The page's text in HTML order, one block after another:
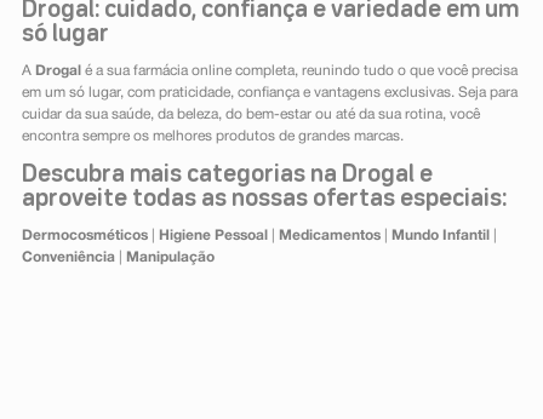
Drogal: cuidado, confiança e variedade em um
só lugar
A Drogal é a sua farmácia online completa, reunindo tudo o que você precisa
em um só lugar, com praticidade, confiança e vantagens exclusivas. Seja para
cuidar da sua saúde, da beleza, do bem-estar ou até da sua rotina, você
encontra sempre os melhores produtos de grandes marcas.
Descubra mais categorias na Drogal e
aproveite todas as nossas ofertas especiais:
Dermocosméticos| Higiene Pessoal Medicamentos| Mundo Infantil
Conveniência| Manipulação